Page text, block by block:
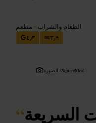
الطعام والشراب • مطعم
٤٫٣
٣٫٩
الصورة /SquareMeal
“السريعة